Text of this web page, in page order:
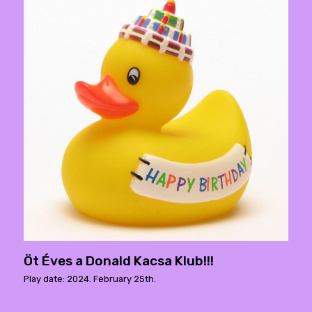
Öt Éves a Donald Kacsa Klub!!!
Play date: 2024. February 25th.